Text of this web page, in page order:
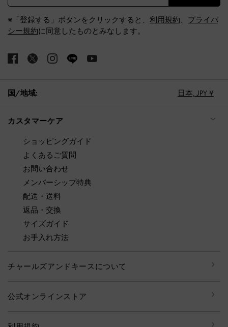
※「登録する」ボタンをクリックすると、 利用規約、 プライバ
シー規約に同意したものとみなします。
国/地域: 日本, JPY ¥
カスタマーケア
ショッピングガイド
よくあるご質問
お問い合わせ
メンバーシップ特典
配送・送料
返品・交換
サイズガイド
お手入れ方法
チャールズアンドキースについて
公式オンラインストア